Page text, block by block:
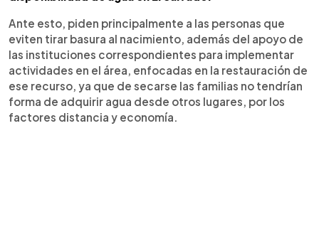
Ante esto, piden principalmente a las personas que
eviten tirar basura al nacimiento, además del apoyo de
las instituciones correspondientes para implementar
actividades en el área, enfocadas en la restauración de
ese recurso, ya que de secarse las familias no tendrían
forma de adquirir agua desde otros lugares, por los
factores distancia y economía.